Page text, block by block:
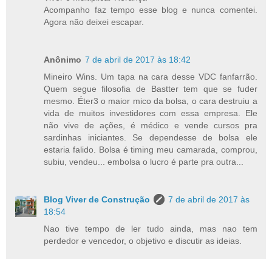
Acompanho faz tempo esse blog e nunca comentei.
Agora não deixei escapar.
Anônimo 7 de abril de 2017 às 18:42
Mineiro Wins. Um tapa na cara desse VDC fanfarrão.
Quem segue filosofia de Bastter tem que se fuder
mesmo. Éter3 o maior mico da bolsa, o cara destruiu a
vida de muitos investidores com essa empresa. Ele
não vive de ações, é médico e vende cursos pra
sardinhas iniciantes. Se dependesse de bolsa ele
estaria falido. Bolsa é timing meu camarada, comprou,
subiu, vendeu... embolsa o lucro é parte pra outra...
Blog Viver de Construção
7 de abril de 2017 às
18:54
Nao tive tempo de ler tudo ainda, mas nao tem
perdedor e vencedor, o objetivo e discutir as ideias.